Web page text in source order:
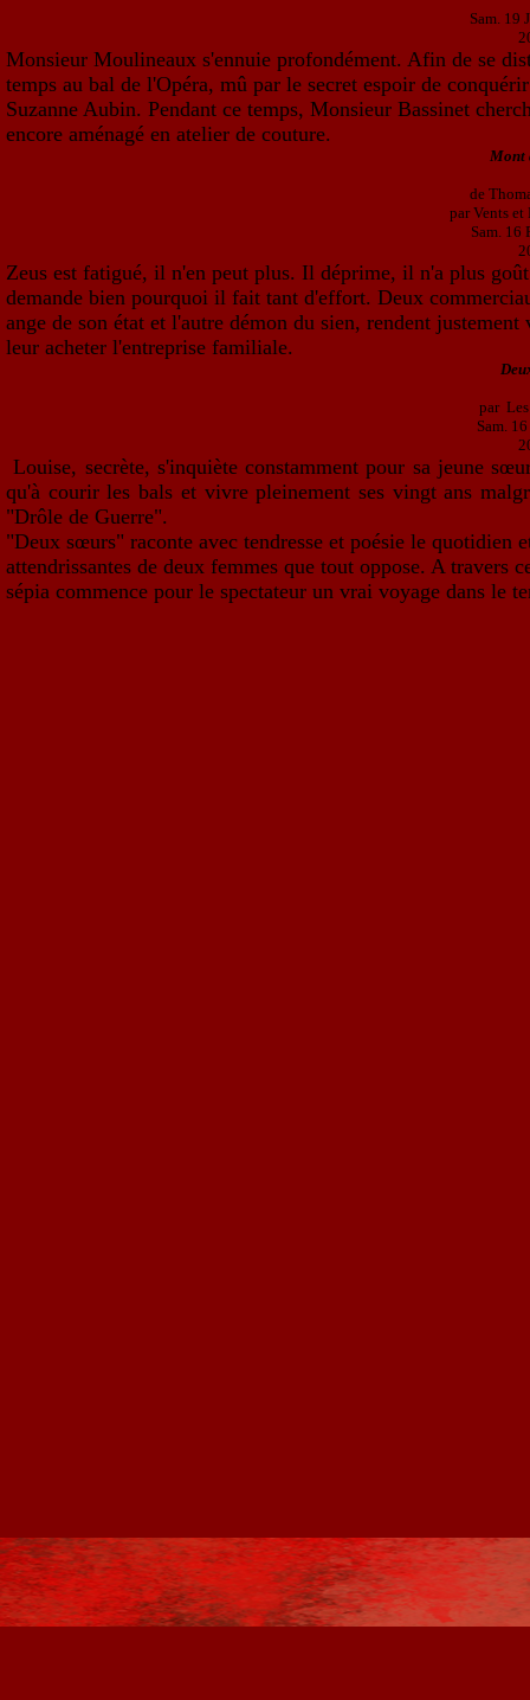
Sam. 19
Monsieur Moulineaux s'ennuie profondément. Afin de se
temps au bal de l'Opéra, mû par le secret espoir de
Suzanne Aubin. Pendant ce temps, Monsieur Bassinet
encore aménagé en atelier de couture.
Mont
de
par Vents et
Sam. 16
Zeus est fatigué, il n'en peut plus. Il déprime, il n'a plus
demande bien pourquoi il fait tant d'effort. Deux
ange de son état et l'autre démon du sien, rendent
leur acheter l'entreprise familiale.
par Les
Sam.
Louise, secrète, s'inquiète constamment pour sa jeune
qu'à courir les bals et vivre pleinement ses vingt ans
"Drôle de Guerre".
"Deux sœurs" raconte avec tendresse et poésie le quotidien
attendrissantes de deux femmes que tout oppose. A travers
sépia commence pour le spectateur un vrai voyage dans le